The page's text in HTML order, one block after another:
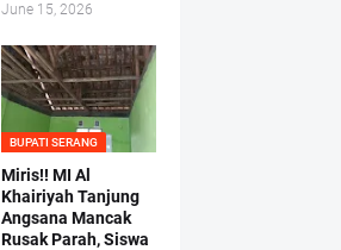
June 15, 2026
BUPATI SERANG
Miris!! MI Al
Khairiyah Tanjung
Angsana Mancak
Rusak Parah, Siswa